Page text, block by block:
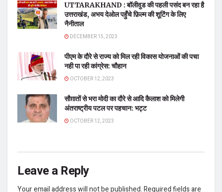
UTTARAKHAND : बॉलीवुड की पहली पसंद बन रहा है
उत्तराखंड, अभय देओल पहुँचे फ़िल्म की शूटिंग के लिए
नैनीताल
DECEMBER 15, 2023
पीएम के दौरे से राज्य को मिल रही विकास योजनाओं की पचा
नही पा रही कांग्रेस: चौहान
OCTOBER 12, 2023
सौग़ातों से भरा मोदी का दौरे से आदि कैलाश को मिलेगी
अंतराष्ट्रीय पटल पर पहचान: भट्ट
OCTOBER 12, 2023
Leave a Reply
Your email address will not be published.Required fields are